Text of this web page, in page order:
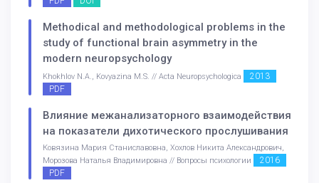
Methodical and methodological problems in the
study of functional brain asymmetry in the
modern neuropsychology
Khokhlov N.A., Kovyazina M.S. // Acta Neuropsychologica
2013
PDF
Влияние межанализаторного взаимодействия
на показатели дихотического прослушивания
Ковязина Мария Станиславовна, Хохлов Никита Александрович,
Морозова Наталья Владимировна // Вопросы психологии
2016
PDF